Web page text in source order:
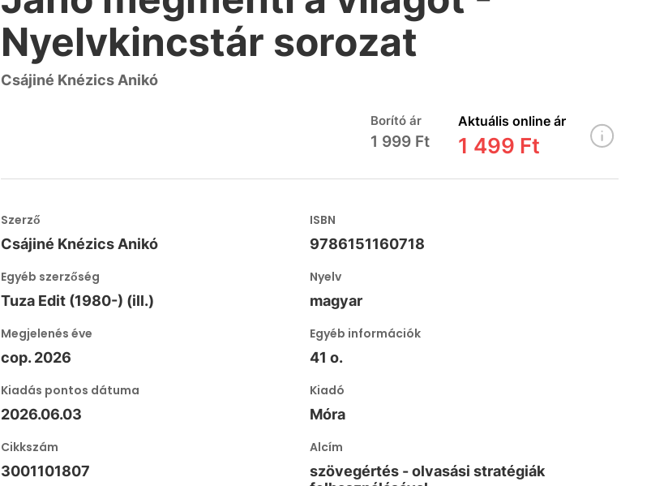
Nyelvkincstár sorozat
Csájiné Knézics Anikó
Borító ár
1 999 Ft
Aktuális online ár
1 499 Ft
Szerző
Csájiné Knézics Anikó
ISBN
9786151160718
Egyéb szerzőség
Tuza Edit (1980-) (ill.)
Nyelv
magyar
Megjelenés éve
cop. 2026
Egyéb információk
41 o.
Kiadás pontos dátuma
2026.06.03
Kiadó
Móra
Cikkszám
3001101807
Alcím
szövegértés - olvasási stratégiák